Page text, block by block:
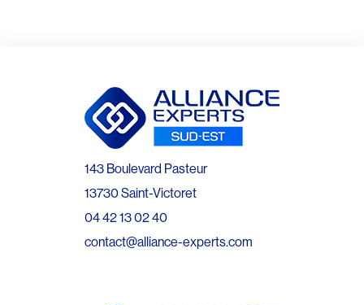
143 Boulevard Pasteur
13730 Saint-Victoret
04 42 13 02 40
contact@alliance-experts.com